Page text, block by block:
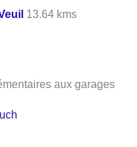
13.64 kms
aux garages